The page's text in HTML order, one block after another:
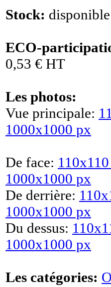
Stock: disponible
ECO-
0,53 € HT
Les photos:
Vue principale:
1000x1000 px
De face:
1000x1000 px
De derrière:
1000x1000 px
Du dessus:
1000x1000 px
Les catégories: